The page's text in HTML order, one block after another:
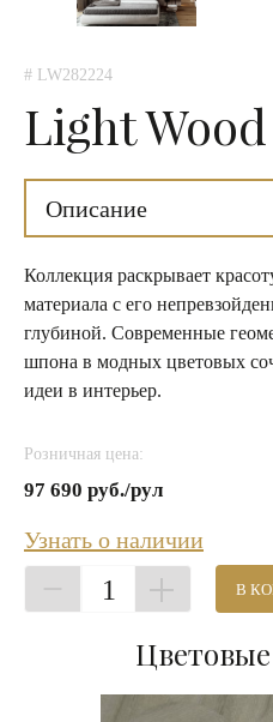
# LW282224
Light
Описание
Коллекция раскрывает
материала с его
глубиной. Современные
шпона в модных цветовых
идеи в интерьер.
Розничная цена:
97 690 руб./рул
Узнать о наличии
1 В